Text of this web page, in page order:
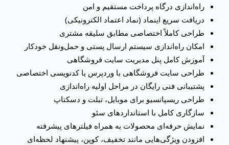
راه‌اندازی درگاه پرداخت مستقیم و امن
دریافت سریع اینماد (نماد اعتماد الکترونیکی)
طراحی کاملاً اختصاصی مطابق سلیقه مشتری
امکان راه‌اندازی سیستم ارسال پستی و حمل‌ونقل خودکار
آموزش کامل پنل مدیریت سایت فروشگاهی
طراحی سایت فروشگاهی با وردپرس یا کدنویسی اختصاصی
پشتیبانی فنی رایگان در مراحل اولیه راه‌اندازی
طراحی ریسپانسیو برای موبایل، تبلت و دسکتاپ
سازگاری کامل با استانداردهای سئو
نمایش حرفه‌ای محصولات به همراه فیلترهای پیشرفته
افزودن ویژگی‌هایی مانند تخفیف، کوپن، پیشنهاد لحظه‌ای